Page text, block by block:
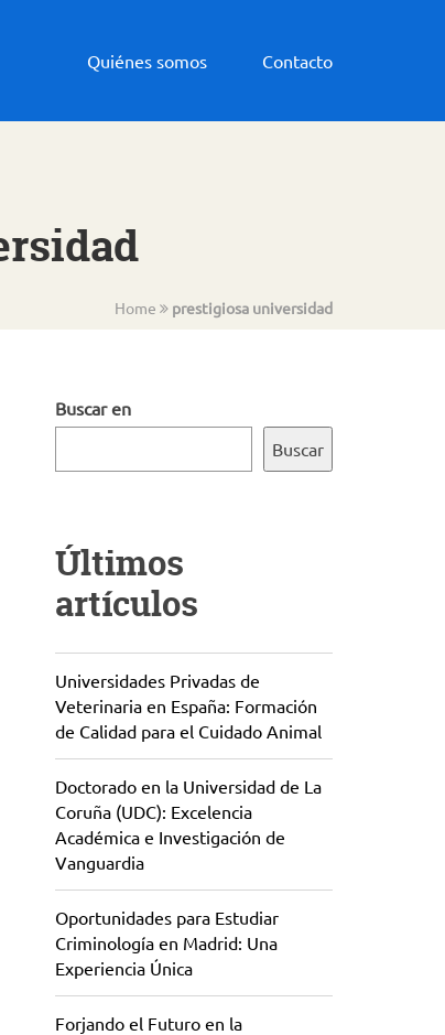
Quiénes somos Contacto
Home prestigiosa universidad
Buscar en
Buscar
Últimos
artículos
Universidades Privadas de
Veterinaria en España: Formación
de Calidad para el Cuidado Animal
Doctorado en la Universidad de La
Coruña (UDC): Excelencia
Académica e Investigación de
Vanguardia
Oportunidades para Estudiar
Criminología en Madrid: Una
Experiencia Única
Forjando el Futuro en la